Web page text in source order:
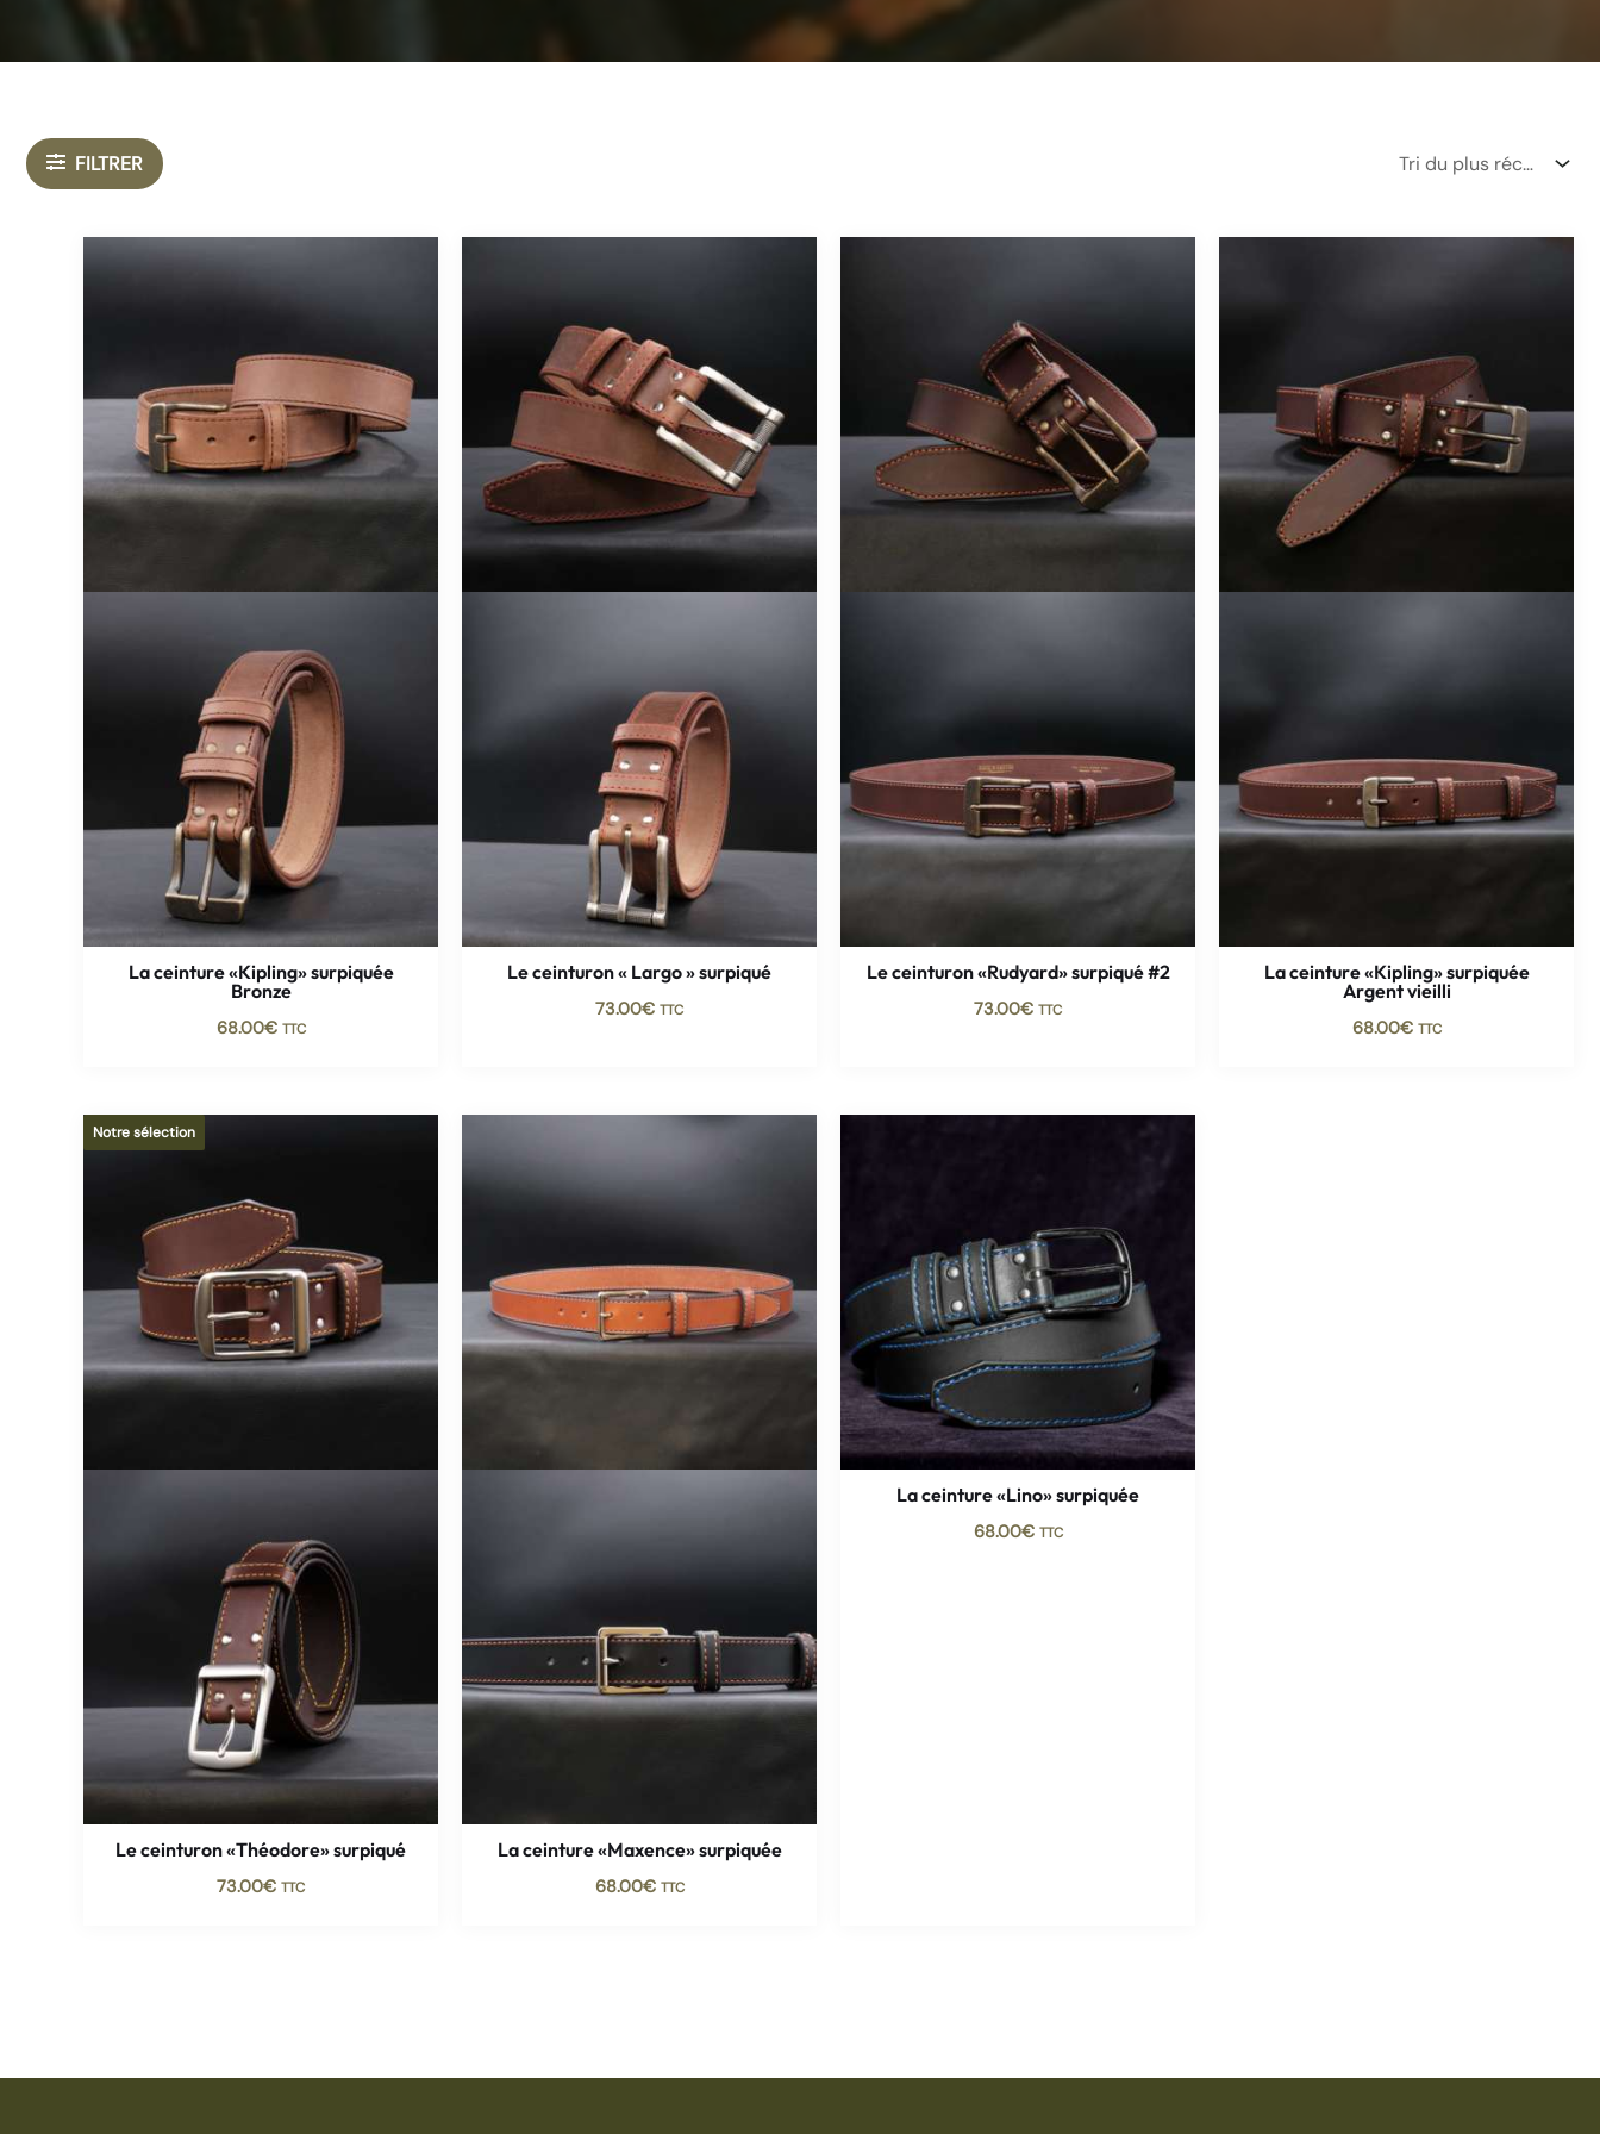
FILTRER
La ceinture «Kipling» surpiquée
Bronze
68.00€ TTC
Le ceinturon « Largo » surpiqué
73.00€ TTC
Le ceinturon «Rudyard» surpiqué #2
73.00€ TTC
La ceinture «Kipling» surpiquée
Argent vieilli
68.00€ TTC
Notre sélection
Le ceinturon «Théodore» surpiqué
73.00€ TTC
La ceinture «Maxence» surpiquée
68.00€ TTC
La ceinture «Lino» surpiquée
68.00€ TTC